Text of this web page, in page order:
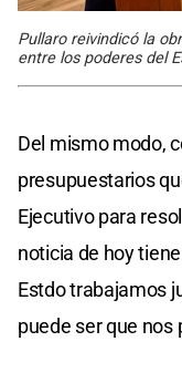
Pullaro reivindicó la
entre los poderes del
Del mismo modo,
presupuestarios
Ejecutivo para
noticia de hoy
Estdo trabajamos
puede ser que nos